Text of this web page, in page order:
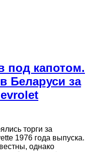
под капотом.
Беларуси за
торги за
1976 года выпуска.
однако